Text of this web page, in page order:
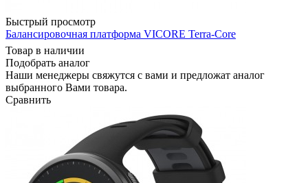
Быстрый просмотр
Балансировочная платформа VICORE Terra-Core
Товар в наличии
Подобрать аналог
Наши менеджеры свяжутся с вами и предложат аналог
выбранного Вами товара.
Сравнить